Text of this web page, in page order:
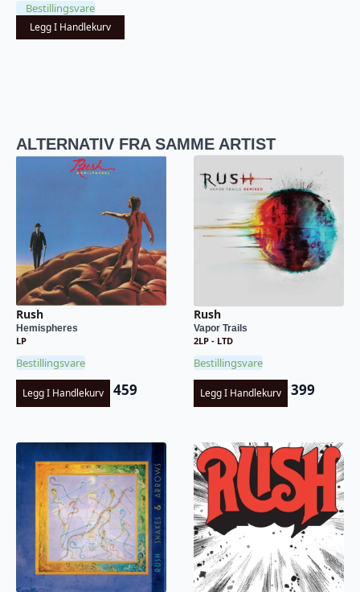
Bestillingsvare
Legg I Handlekurv
ALTERNATIV FRA SAMME ARTIST
Rush
Hemispheres
LP
Bestillingsvare
Legg I Handlekurv 459
Rush
Vapor Trails
2LP - LTD
Bestillingsvare
Legg I Handlekurv 399